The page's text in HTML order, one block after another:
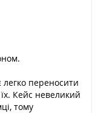
переносити
Кейс невеликий
тому